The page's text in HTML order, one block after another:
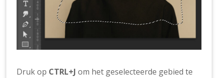
Druk op CTRL+J om het geselecteerde gebied te